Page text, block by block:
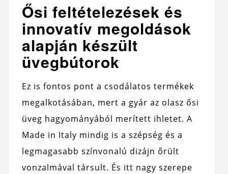
Ősi feltételezések és
innovatív megoldások
alapján készült
üvegbútorok
Ez is fontos pont a csodálatos termékek
megalkotásában, mert a gyár az olasz ősi
üveg hagyományából merített ihletet. A
Made in Italy mindig is a szépség és a
legmagasabb színvonalú dizájn őrült
vonzalmával társult. És itt nagy szerepe